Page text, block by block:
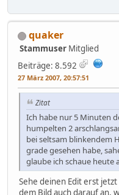
quaker
Stammuser Mitglied
Beiträge: 8.592
27 März 2007, 20:57:51
Zitat
Ich habe nur 5 Minuten
humpelten 2
bei seltsam blinkendem
grade gesehen habe,
glaube ich schaue heute
Sehe deinen Edit erst
dem Bild auch darauf an,